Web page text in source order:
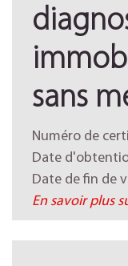
sans
Numéro de
Date
Date de fin de
En savoir plus